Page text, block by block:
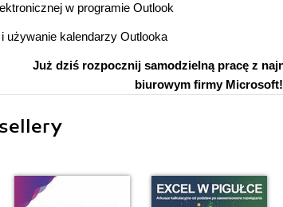
w programie Outlook
używanie kalendarzy Outlooka
Już dziś rozpocznij samodzielną pracę z
biurowym firmy Microsoft!